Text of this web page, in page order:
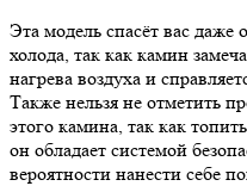
Эта модель спасёт вас даже
холода, так как камин
нагрева воздуха и
Также нельзя не отметить
этого камина, так как
он обладает системой
вероятности нанести себе